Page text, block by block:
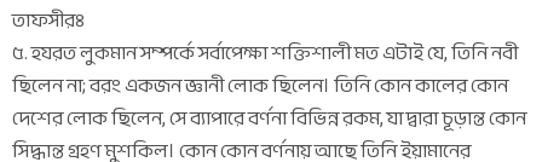
তাফসীরঃ
৫. হযরত লুকমান সম্পর্কে সর্বাপেক্ষা শক্তিশালী মত এটাই যে, তিনি নবী
ছিলেন না; বরং একজন জ্ঞানী লোক ছিলেন। তিনি কোন কালের কোন
দেশের লোক ছিলেন, সে ব্যাপারে বর্ণনা বিভিন্ন রকম, যা দ্বারা চূড়ান্ত কোন
সিদ্ধান্ত গ্রহণ মুশকিল। কোন কোন বর্ণনায় আছে তিনি ইয়ামানের